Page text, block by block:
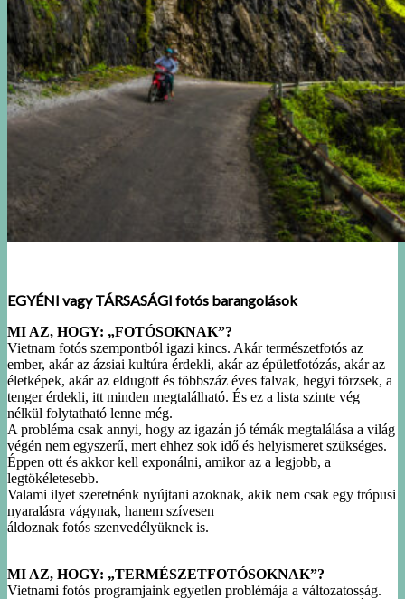
EGYÉNI vagy TÁRSASÁGI fotós barangolások
MI AZ, HOGY: „FOTÓSOKNAK”?
Vietnam fotós szempontból igazi kincs. Akár természetfotós az
ember, akár az ázsiai kultúra érdekli, akár az épületfotózás, akár az
életképek, akár az eldugott és többszáz éves falvak, hegyi törzsek, a
tenger érdekli, itt minden megtalálható. És ez a lista szinte vég
nélkül folytatható lenne még.
A probléma csak annyi, hogy az igazán jó témák megtalálása a világ
végén nem egyszerű, mert ehhez sok idő és helyismeret szükséges.
Éppen ott és akkor kell exponálni, amikor az a legjobb, a
legtökéletesebb.
Valami ilyet szeretnénk nyújtani azoknak, akik nem csak egy trópusi
nyaralásra vágynak, hanem szívesen
áldoznak fotós szenvedélyüknek is.
MI AZ, HOGY: „TERMÉSZETFOTÓSOKNAK”?
Vietnami fotós programjaink egyetlen problémája a változatosság.